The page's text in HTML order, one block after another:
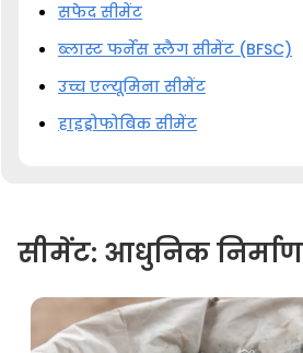
सफेद सीमेंट
ब्लास्ट फर्नेस स्लैग सीमेंट (BFSC)
उच्च एल्यूमिना सीमेंट
हाइड्रोफोबिक सीमेंट
सीमेंट: आधुनिक